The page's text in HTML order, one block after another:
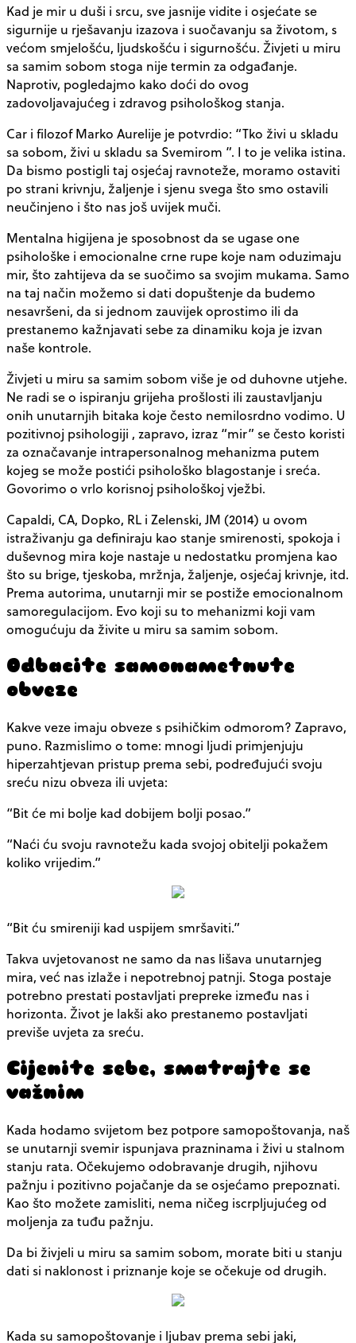
Kad je mir u duši i srcu, sve jasnije vidite i osjećate se
sigurnije u rješavanju izazova i suočavanju sa životom, s
većom smjelošću, ljudskošću i sigurnošću. Živjeti u miru
sa samim sobom stoga nije termin za odgađanje.
Naprotiv, pogledajmo kako doći do ovog
zadovoljavajućeg i zdravog psihološkog stanja.
Car i filozof Marko Aurelije je potvrdio: “Tko živi u skladu
sa sobom, živi u skladu sa Svemirom ”. I to je velika istina.
Da bismo postigli taj osjećaj ravnoteže, moramo ostaviti
po strani krivnju, žaljenje i sjenu svega što smo ostavili
neučinjeno i što nas još uvijek muči.
Mentalna higijena je sposobnost da se ugase one
psihološke i emocionalne crne rupe koje nam oduzimaju
mir, što zahtijeva da se suočimo sa svojim mukama. Samo
na taj način možemo si dati dopuštenje da budemo
nesavršeni, da si jednom zauvijek oprostimo ili da
prestanemo kažnjavati sebe za dinamiku koja je izvan
naše kontrole.
Živjeti u miru sa samim sobom više je od duhovne utjehe.
Ne radi se o ispiranju grijeha prošlosti ili zaustavljanju
onih unutarnjih bitaka koje često nemilosrdno vodimo. U
pozitivnoj psihologiji , zapravo, izraz “mir” se često koristi
za označavanje intrapersonalnog mehanizma putem
kojeg se može postići psihološko blagostanje i sreća.
Govorimo o vrlo korisnoj psihološkoj vježbi.
Capaldi, CA, Dopko, RL i Zelenski, JM (2014) u ovom
istraživanju ga definiraju kao stanje smirenosti, spokoja i
duševnog mira koje nastaje u nedostatku promjena kao
što su brige, tjeskoba, mržnja, žaljenje, osjećaj krivnje, itd.
Prema autorima, unutarnji mir se postiže emocionalnom
samoregulacijom. Evo koji su to mehanizmi koji vam
omogućuju da živite u miru sa samim sobom.
Odbacite samonametnute
obveze
Kakve veze imaju obveze s psihičkim odmorom? Zapravo,
puno. Razmislimo o tome: mnogi ljudi primjenjuju
hiperzahtjevan pristup prema sebi, podređujući svoju
sreću nizu obveza ili uvjeta:
“Bit će mi bolje kad dobijem bolji posao.”
“Naći ću svoju ravnotežu kada svojoj obitelji pokažem
koliko vrijedim.”
“Bit ću smireniji kad uspijem smršaviti.”
Takva uvjetovanost ne samo da nas lišava unutarnjeg
mira, već nas izlaže i nepotrebnoj patnji. Stoga postaje
potrebno prestati postavljati prepreke između nas i
horizonta. Život je lakši ako prestanemo postavljati
previše uvjeta za sreću.
Cijenite sebe, smatrajte se
važnim
Kada hodamo svijetom bez potpore samopoštovanja, naš
se unutarnji svemir ispunjava prazninama i živi u stalnom
stanju rata. Očekujemo odobravanje drugih, njihovu
pažnju i pozitivno pojačanje da se osjećamo prepoznati.
Kao što možete zamisliti, nema ničeg iscrpljujućeg od
moljenja za tuđu pažnju.
Da bi živjeli u miru sa samim sobom, morate biti u stanju
dati si naklonost i priznanje koje se očekuje od drugih.
Kada su samopoštovanje i ljubav prema sebi jaki,